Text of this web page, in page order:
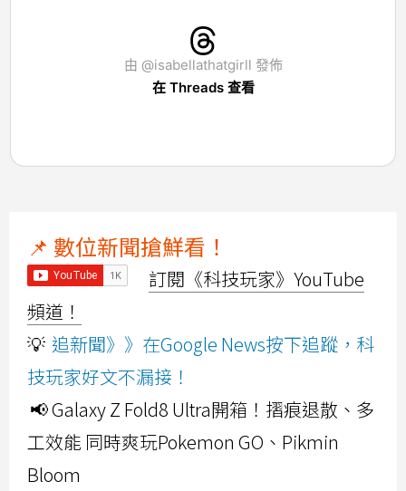
由 @isabellathatgirll 發佈
在 Threads 查看
📌 數位新聞搶鮮看！
訂閱《科技玩家》YouTube
頻道！
💡 追新聞》》在Google News按下追蹤，科
技玩家好文不漏接！
📢 Galaxy Z Fold8 Ultra開箱！摺痕退散、多
工效能 同時爽玩Pokemon GO、Pikmin
Bloom